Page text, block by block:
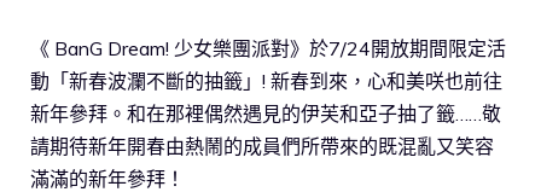
《 BanG Dream! 少女樂團派對》於7/24開放期間限定活
動「新春波瀾不斷的抽籤」! 新春到來，心和美咲也前往
新年參拜。和在那裡偶然遇見的伊芙和亞子抽了籤……敬
請期待新年開春由熱鬧的成員們所帶來的既混亂又笑容
滿滿的新年參拜！